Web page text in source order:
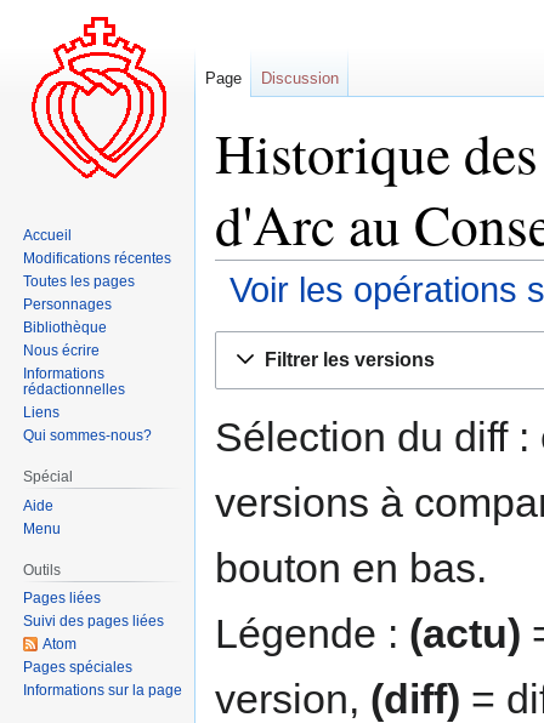
Historique
d'Arc au
Voir les opérations
navigation
recherche
Filtrer les versions
Sélection du diff
versions à
bouton en bas.
Légende : (actu)
version, (diff) =
Page Discussion
Accueil
Modifications récentes
Toutes les pages
Personnages
Bibliothèque
Nous écrire
Informations
rédactionnelles
Liens
Qui sommes-nous?
Spécial
Aide
Menu
Outils
Pages liées
Suivi des pages liées
Atom
Pages spéciales
Informations sur la page